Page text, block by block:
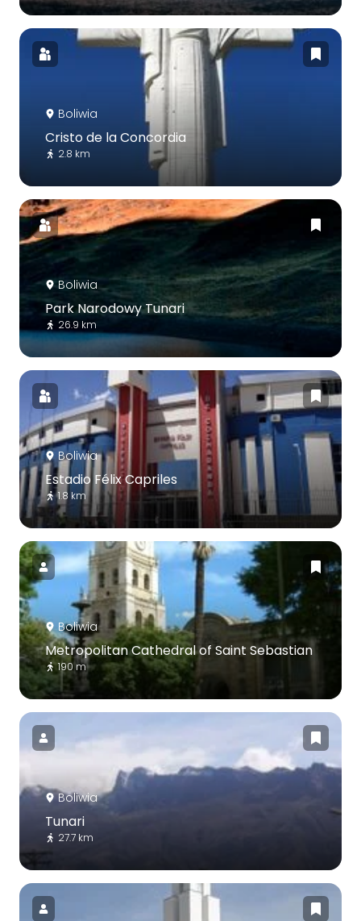
Boliwia
Cristo de la Concordia
2.8 km
Boliwia
Park Narodowy Tunari
26.9 km
Boliwia
Estadio Félix Capriles
1.8 km
Boliwia
Metropolitan Cathedral of Saint Sebastian
190 m
Boliwia
Tunari
27.7 km